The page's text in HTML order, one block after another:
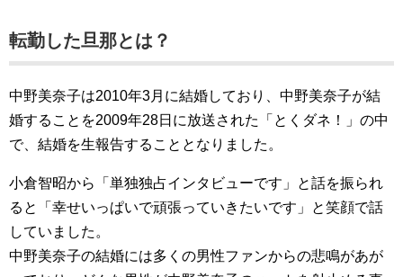
転勤した旦那とは？
中野美奈子は2010年3月に結婚しており、中野美奈子が結
婚することを2009年28日に放送された「とくダネ！」の中
で、結婚を生報告することとなりました。
小倉智昭から「単独独占インタビューです」と話を振られ
ると「幸せいっぱいで頑張っていきたいです」と笑顔で話
していました。
中野美奈子の結婚には多くの男性ファンからの悲鳴があが